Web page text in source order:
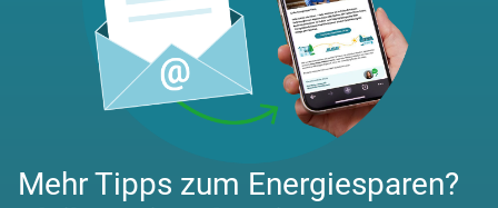
Mehr Tipps zum Energiesparen?